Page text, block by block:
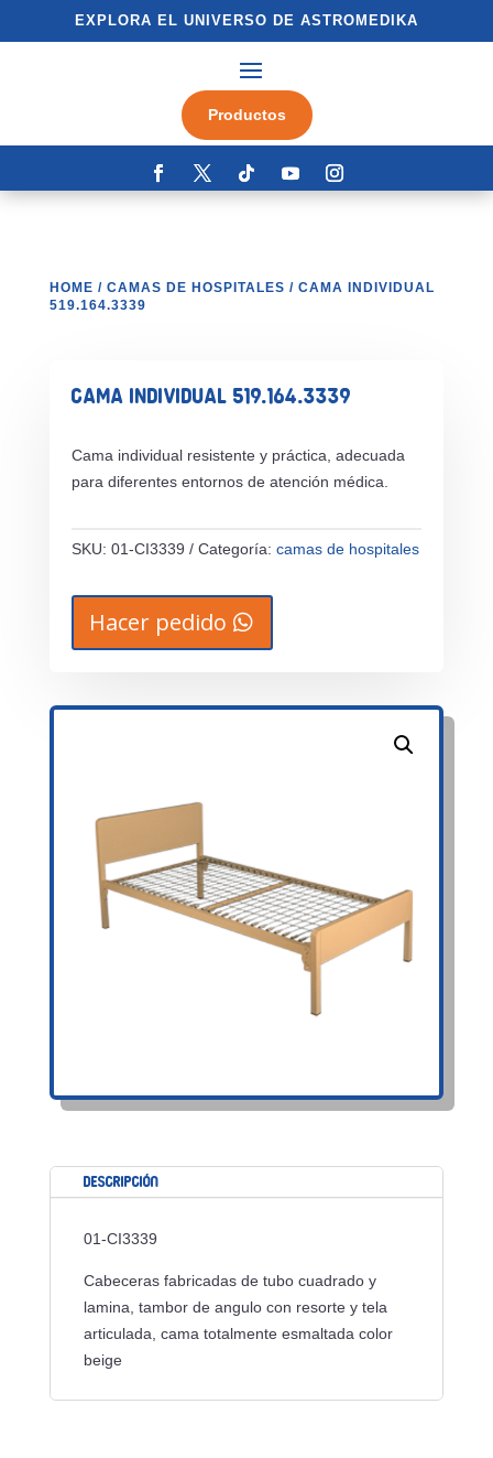
EXPLORA EL UNIVERSO DE ASTROMEDIKA
Productos
HOME / CAMAS DE HOSPITALES / CAMA INDIVIDUAL
519.164.3339
CAMA INDIVIDUAL 519.164.3339
Cama individual resistente y práctica, adecuada
para diferentes entornos de atención médica.
SKU: 01-CI3339 Categoría: camas de hospitales
Hacer pedido
Descripción
01-CI3339
Cabeceras fabricadas de tubo cuadrado y
lamina, tambor de angulo con resorte y tela
articulada, cama totalmente esmaltada color
beige